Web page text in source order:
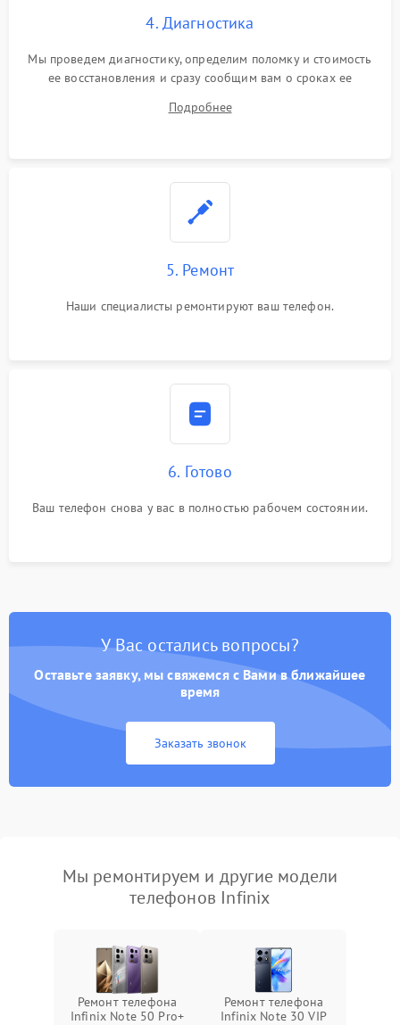
4. Диагностика
Мы проведем диагностику, определим поломку и стоимость
ее восстановления и сразу сообщим вам о сроках ее
Подробнее
5. Ремонт
Наши специалисты ремонтируют ваш телефон.
6. Готово
Ваш телефон снова у вас в полностью рабочем состоянии.
У Вас остались вопросы?
Оставьте заявку, мы свяжемся с Вами в ближайшее
время
Заказать звонок
Мы ремонтируем и другие модели
телефонов Infinix
Ремонт телефона
Infinix Note 50 Pro+
Ремонт телефона
Infinix Note 30 VIP